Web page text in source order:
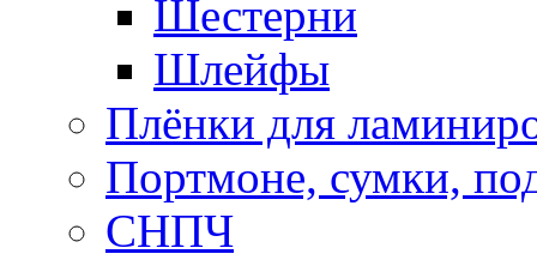
Шестерни
Шлейфы
Плёнки для
Портмоне, сумки,
СНПЧ